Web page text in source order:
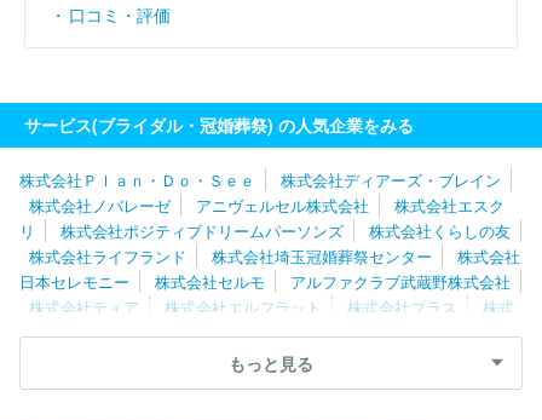
口コミ・評価
サービス(ブライダル・冠婚葬祭) の人気企業をみる
株式会社Ｐｌａｎ・Ｄｏ・Ｓｅｅ
株式会社ディアーズ・ブレイン
株式会社ノバレーゼ
アニヴェルセル株式会社
株式会社エスク
リ
株式会社ポジティブドリームパーソンズ
株式会社くらしの友
株式会社ライフランド
株式会社埼玉冠婚葬祭センター
株式会社
日本セレモニー
株式会社セルモ
アルファクラブ武蔵野株式会社
株式会社ティア
株式会社エルフラット 株式会社ブラス
株式
会社ブライド・トゥー・ビー
株式会社クリスタルインターナショナ
沖縄ワタベウェディング株式会社
株式会社栄光堂セレモニー
ユニオン
もっと見る